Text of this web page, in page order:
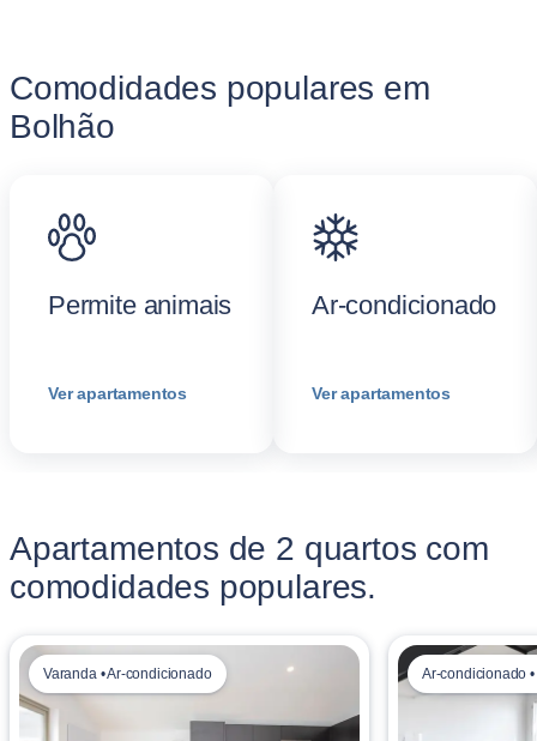
Comodidades populares em
Bolhão
Permite animais
Ver apartamentos
Ar-condicionado
Ver apartamentos
Apartamentos de 2 quartos com
comodidades populares.
Varanda • Ar-condicionado Ar-condicionado